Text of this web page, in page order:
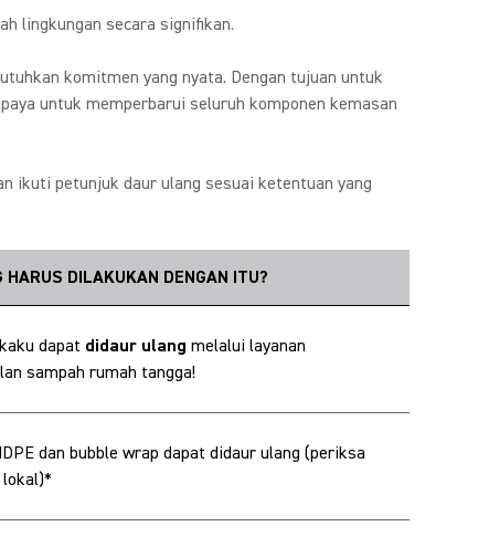
lingkungan secara signifikan.
komitmen yang nyata. Dengan tujuan untuk
untuk memperbarui seluruh komponen kemasan
ikuti petunjuk daur ulang sesuai ketentuan yang
HARUS DILAKUKAN DENGAN ITU?
dapat didaur ulang melalui layanan
sampah rumah tangga!
dan bubble wrap dapat didaur ulang (periksa